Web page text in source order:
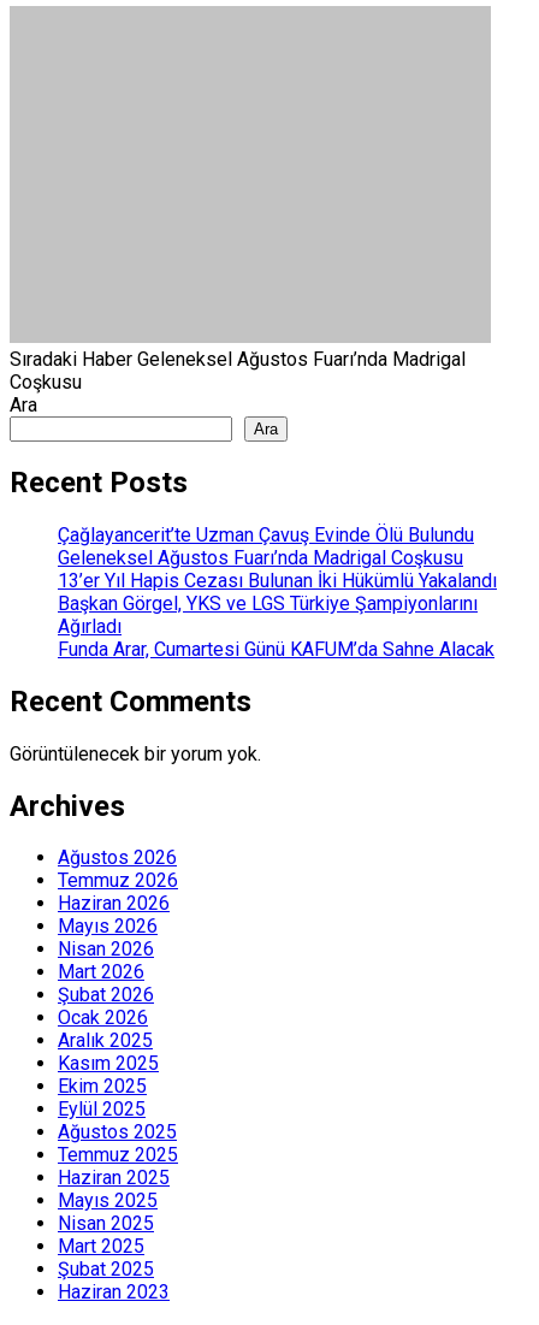
Sıradaki Haber Geleneksel Ağustos Fuarı’nda Madrigal
Coşkusu
Ara
Ara
Recent Posts
Çağlayancerit’te Uzman Çavuş Evinde Ölü Bulundu
Geleneksel Ağustos Fuarı’nda Madrigal Coşkusu
13’er Yıl Hapis Cezası Bulunan İki Hükümlü Yakalandı
Başkan Görgel, YKS ve LGS Türkiye Şampiyonlarını
Ağırladı
Funda Arar, Cumartesi Günü KAFUM’da Sahne Alacak
Recent Comments
Görüntülenecek bir yorum yok.
Archives
Ağustos 2026
Temmuz 2026
Haziran 2026
Mayıs 2026
Nisan 2026
Mart 2026
Şubat 2026
Ocak 2026
Aralık 2025
Kasım 2025
Ekim 2025
Eylül 2025
Ağustos 2025
Temmuz 2025
Haziran 2025
Mayıs 2025
Nisan 2025
Mart 2025
Şubat 2025
Haziran 2023